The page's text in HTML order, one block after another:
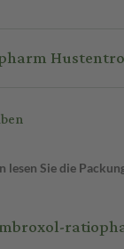
lesen Sie die